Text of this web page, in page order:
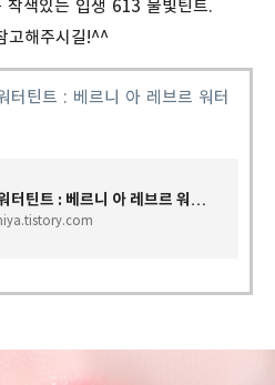
착색있는 입생 613 물빛틴트.
고해주시길!^^
터틴트 : 베르니 아 레브르 워터
입생로랑 워터틴트 : 베르니 아 레브르 워터 스테인 613/617 비교